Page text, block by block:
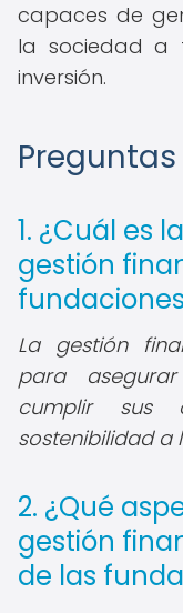
capaces de
la sociedad a
inversión.
1. ¿Cuál es
gestión
La gestión
para
cumplir sus
sostenibilidad a
2. ¿Qué
gestión
de las